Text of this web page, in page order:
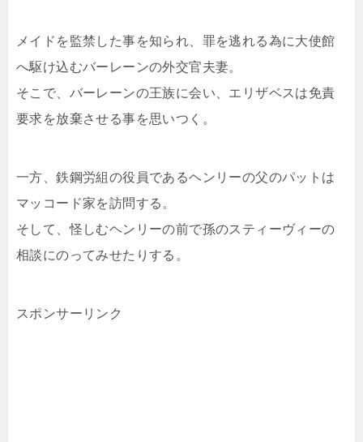
メイドを監禁した事を知られ、罪を逃れる為に大使館
へ駆け込むバーレーンの外交官夫妻。
そこで、バーレーンの王族に会い、エリザベスは免責
要求を放棄させる事を思いつく。
一方、鉄鋼労組の役員であるヘンリーの父のパットは
マッコード家を訪問する。
そして、怪しむヘンリーの前で孫のスティーヴィーの
相談にのってみせたりする。
スポンサーリンク